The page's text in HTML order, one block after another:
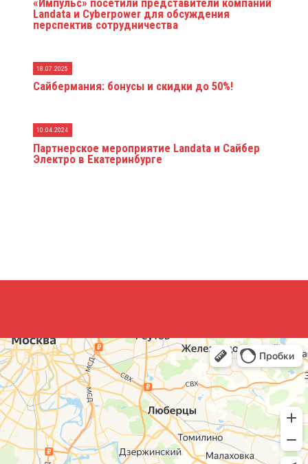
Landata и Cyberpower для обсуждения
перспектив сотрудничества
18.07.2025
Сайбермания: бонусы и скидки до 50%!
10.04.2024
Партнерское мероприятие Landata и Сайбер
Электро в Екатеринбурге